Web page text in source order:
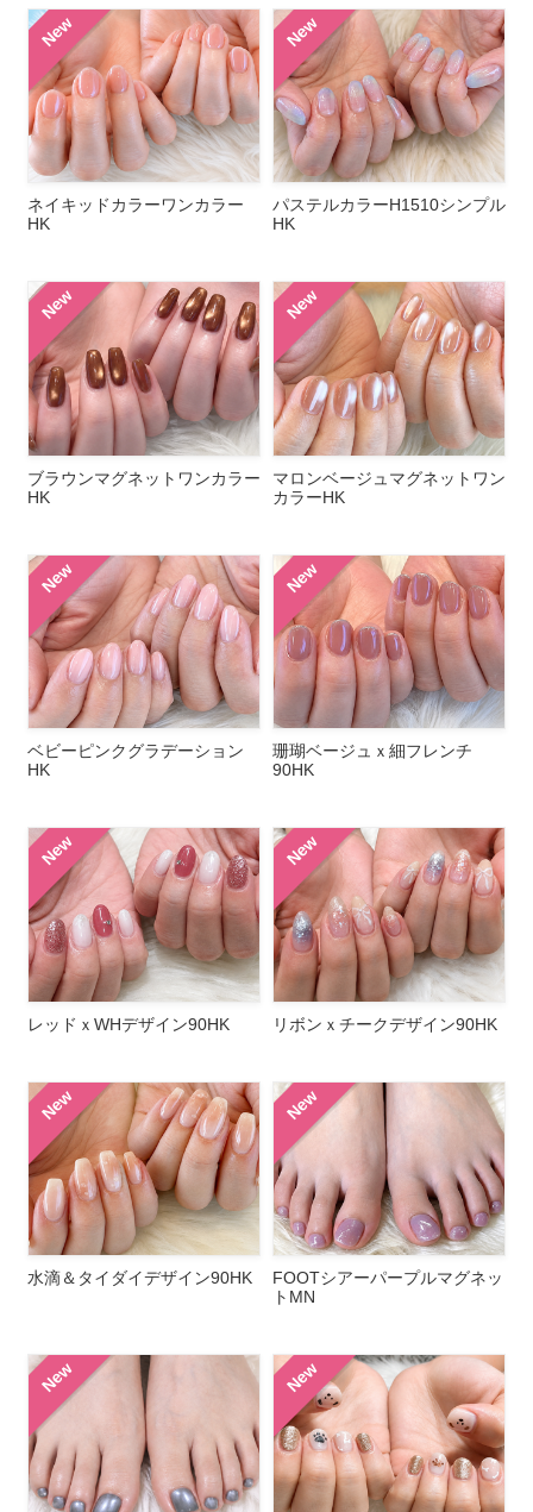
New
ネイキッドカラーワンカラー
HK
New
パステルカラーH1510シンプル
HK
New
ブラウンマグネットワンカラー
HK
New
マロンベージュマグネットワン
カラーHK
New
ベビーピンクグラデーション
HK
New
珊瑚ベージュｘ細フレンチ
90HK
New
レッドｘWHデザイン90HK
New
リボンｘチークデザイン90HK
New
水滴＆タイダイデザイン90HK
New
FOOTシアーパープルマグネッ
トMN
New New